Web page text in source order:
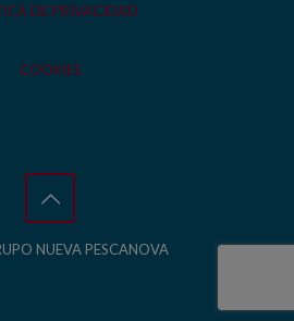
DE PRIVACIDAD
COOKIES
NUEVA PESCANOVA